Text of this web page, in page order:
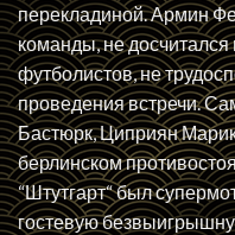
перекладиной. Армин
команды, не
футболистов, не
проведения встречи.
Бастюрк, Циприян
берлинском
“Штутгарт“ был
гостевую